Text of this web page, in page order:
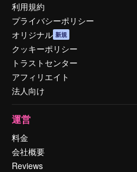
利用規約
プライバシーポリシー
オリジナル 新規
クッキーポリシー
トラストセンター
アフィリエイト
法人向け
運営
料金
会社概要
Reviews